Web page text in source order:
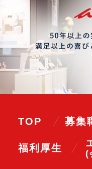
TOP 募集
福利厚生 (